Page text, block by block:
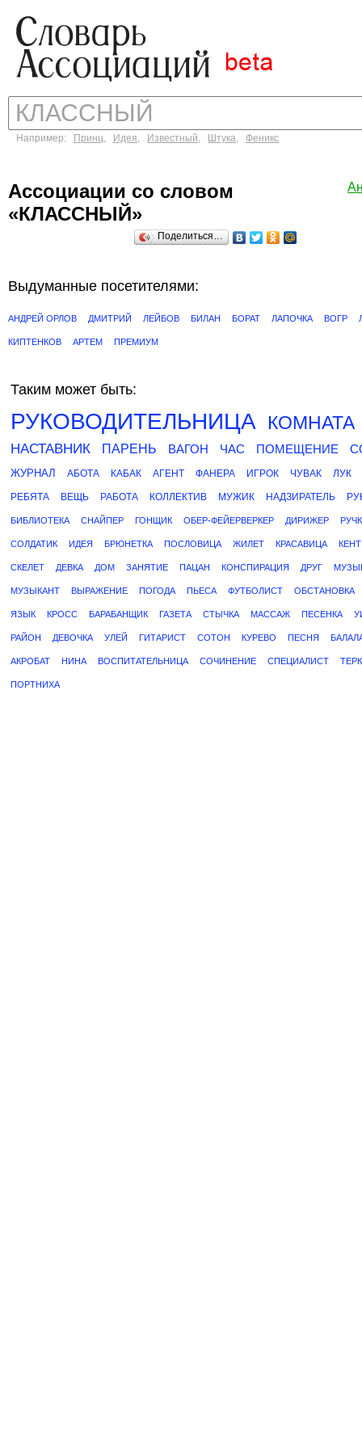
Например: Принц, Идея, Известный, Штука, Феникс
Ассоциации со словом
«КЛАССНЫЙ»
Поделиться…
Выдуманные посетителями:
АНДРЕЙ ОРЛОВ ДМИТРИЙ ЛЕЙБОВ БИЛАН БОРАТ ЛАПОЧКА ВОГР
КИПТЕНКОВ АРТЕМ ПРЕМИУМ
Таким может быть:
РУКОВОДИТЕЛЬНИЦА КОМНАТА
НАСТАВНИК ПАРЕНЬ ВАГОН ЧАС ПОМЕЩЕНИЕ
ЖУРНАЛ АБОТА КАБАК АГЕНТ ФАНЕРА ИГРОК ЧУВАК ЛУК
РЕБЯТА ВЕЩЬ РАБОТА КОЛЛЕКТИВ МУЖИК НАДЗИРАТЕЛЬ
БИБЛИОТЕКА СНАЙПЕР ГОНЩИК ОБЕР-ФЕЙЕРВЕРКЕР ДИРИЖЕР
СОЛДАТИК ИДЕЯ БРЮНЕТКА ПОСЛОВИЦА ЖИЛЕТ КРАСАВИЦА КЕНТ
СКЕЛЕТ ДЕВКА ДОМ ЗАНЯТИЕ ПАЦАН КОНСПИРАЦИЯ ДРУГ
МУЗЫКАНТ ВЫРАЖЕНИЕ ПОГОДА ПЬЕСА ФУТБОЛИСТ ОБСТАНОВКА
ЯЗЫК КРОСС БАРАБАНЩИК ГАЗЕТА СТЫЧКА МАССАЖ ПЕСЕНКА
РАЙОН ДЕВОЧКА УЛЕЙ ГИТАРИСТ СОТОН КУРЕВО ПЕСНЯ
АКРОБАТ НИНА ВОСПИТАТЕЛЬНИЦА СОЧИНЕНИЕ СПЕЦИАЛИСТ
ПОРТНИХА